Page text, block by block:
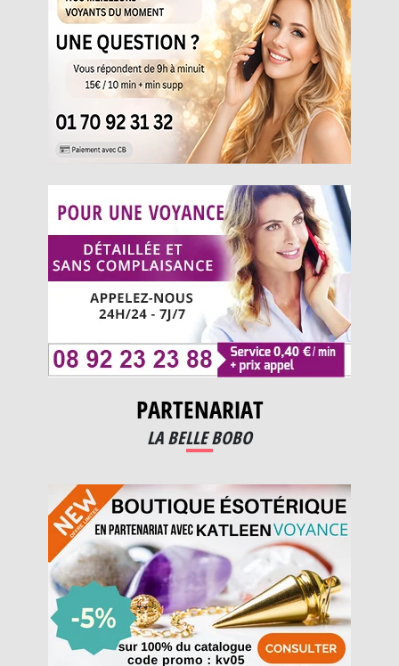
PARTENARIAT
LA BELLE BOBO